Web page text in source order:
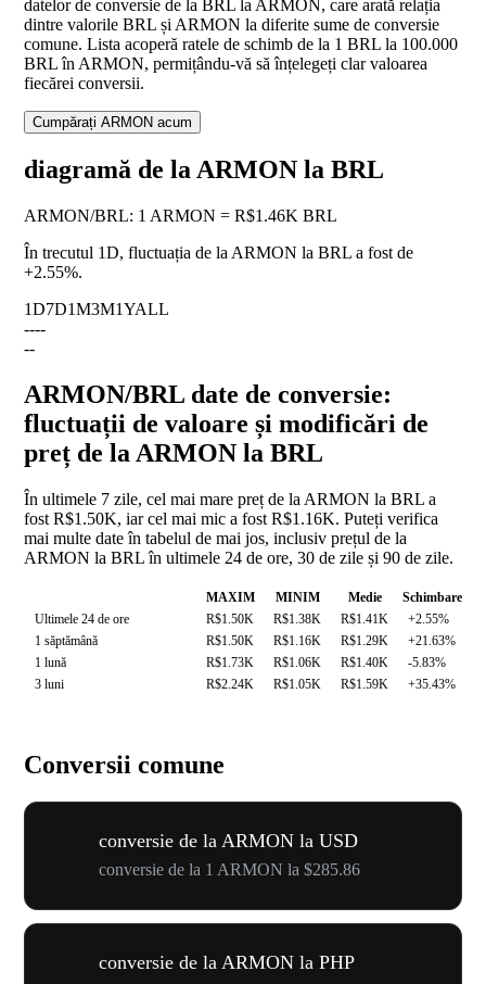
datelor de conversie de la BRL la ARMON, care arată relația
dintre valorile BRL și ARMON la diferite sume de conversie
comune. Lista acoperă ratele de schimb de la 1 BRL la 100.000
BRL în ARMON, permițându-vă să înțelegeți clar valoarea
fiecărei conversii.
Cumpărați ARMON acum
diagramă de la ARMON la BRL
ARMON/BRL: 1 ARMON = R$1.46K BRL
În trecutul 1D, fluctuația de la ARMON la BRL a fost de
+2.55%.
1D7D1M3M1YALL
----
--
ARMON/BRL date de conversie:
fluctuații de valoare și modificări de
preț de la ARMON la BRL
În ultimele 7 zile, cel mai mare preț de la ARMON la BRL a
fost R$1.50K, iar cel mai mic a fost R$1.16K. Puteți verifica
mai multe date în tabelul de mai jos, inclusiv prețul de la
ARMON la BRL în ultimele 24 de ore, 30 de zile și 90 de zile.
MAXIM MINIM Medie
Schimbare
Ultimele 24 de ore
R$1.50K R$1.38K R$1.41K
+2.55%
1 săptămână
R$1.50K R$1.16K R$1.29K
+21.63%
1 lună
R$1.73K R$1.06K R$1.40K
-5.83%
3 luni
R$2.24K R$1.05K R$1.59K +35.43%
Conversii comune
conversie de la ARMON la USD
conversie de la 1 ARMON la $285.86
conversie de la ARMON la PHP